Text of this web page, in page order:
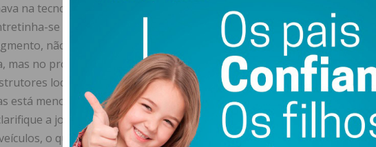
na tecnologia dos veículos eléctricos, a indústria automóvel europeia,
se com fusões e aquisições, até que subitamente se descobriu
não no mercado europeu, onde os veículos eléctricos chineses
mas no próprio mercado chinês, onde a maior popularidade desse tipo
locais façam barba e cabelo à concorrência. Felizmente, a
está menos nas economias de escala do que está na capacidade de inibir
a jogada das autoridades europeias, feita a pretexto da China
o que vindo de quem distribui PAC, QREN, 2020, 2030, PRR, etc,